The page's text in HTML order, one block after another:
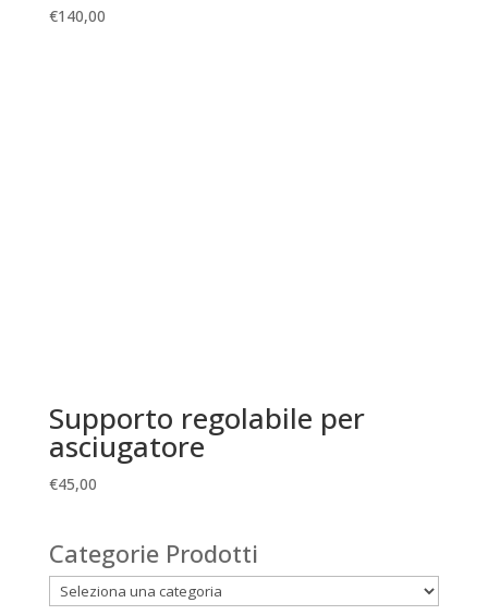
€140,00
Supporto regolabile per
asciugatore
€45,00
Categorie Prodotti